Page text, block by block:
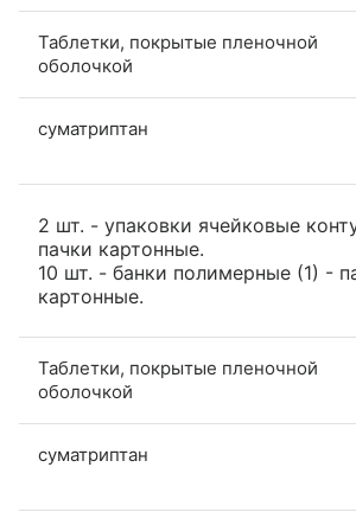
Таблетки, покрытые пленочной
оболочкой
суматриптан
2 шт. - упаковки ячейковые
пачки картонные.
10 шт. - банки полимерные (1) -
картонные.
Таблетки, покрытые пленочной
оболочкой
суматриптан